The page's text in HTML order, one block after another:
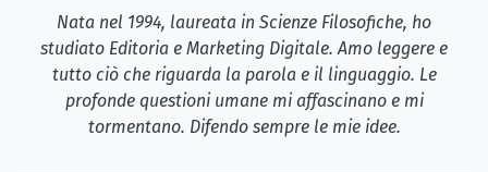
Nata nel 1994, laureata in Scienze Filosofiche, ho
studiato Editoria e Marketing Digitale. Amo leggere e
tutto ciò che riguarda la parola e il linguaggio. Le
profonde questioni umane mi affascinano e mi
tormentano. Difendo sempre le mie idee.